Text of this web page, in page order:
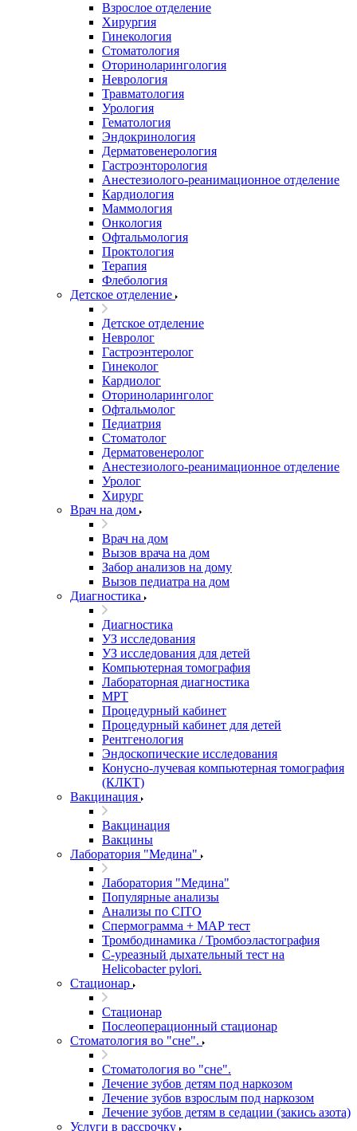
Взрослое отделение
Хирургия
Гинекология
Стоматология
Оториноларингология
Неврология
Травматология
Урология
Гематология
Эндокринология
Дерматовенерология
Гастроэнторология
Анестезиолого-реанимационное отделение
Кардиология
Маммология
Онкология
Офтальмология
Проктология
Терапия
Флебология
Детское отделение
Детское отделение
Невролог
Гастроэнтеролог
Гинеколог
Кардиолог
Оториноларинголог
Офтальмолог
Педиатрия
Стоматолог
Дерматовенеролог
Анестезиолого-реанимационное отделение
Уролог
Хирург
Врач на дом
Врач на дом
Вызов врача на дом
Забор анализов на дому
Вызов педиатра на дом
Диагностика
Диагностика
УЗ исследования
УЗ исследования для детей
Компьютерная томография
Лабораторная диагностика
МРТ
Процедурный кабинет
Процедурный кабинет для детей
Рентгенология
Эндоскопические исследования
Конусно-лучевая компьютерная томография
(КЛКТ)
Вакцинация
Вакцинация
Вакцины
Лаборатория "Медина"
Лаборатория "Медина"
Популярные анализы
Анализы по CITO
Спермограмма + МАР тест
Тромбодинамика / Тромбоэластография
С-уреазный дыхательный тест на
Helicobacter pylori.
Стационар
Стационар
Послеоперационный стационар
Стоматология во "сне".
Стоматология во "сне".
Лечение зубов детям под наркозом
Лечение зубов взрослым под наркозом
Лечение зубов детям в седации (закись азота)
Услуги в рассрочку